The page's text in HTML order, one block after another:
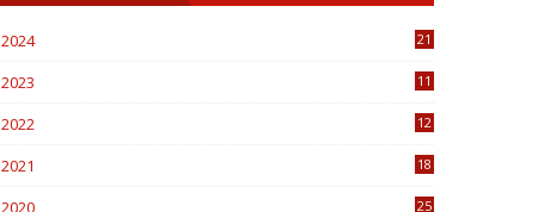
2024 21
2023
11
2022
12
2021
18
2020 25